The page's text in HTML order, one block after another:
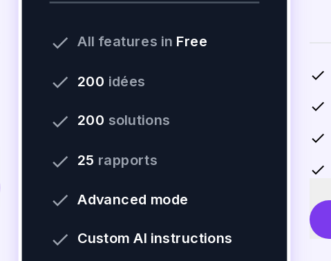
done All features in Free
done 200 idées
done 200 solutions
done 25 rapports
done Advanced mode
done Custom AI instructions
done
done
done
done